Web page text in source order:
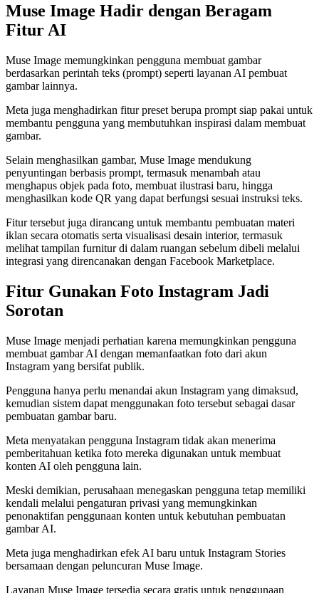
Muse Image Hadir dengan Beragam
Fitur AI
Muse Image memungkinkan pengguna membuat gambar
berdasarkan perintah teks (prompt) seperti layanan AI pembuat
gambar lainnya.
Meta juga menghadirkan fitur preset berupa prompt siap pakai untuk
membantu pengguna yang membutuhkan inspirasi dalam membuat
gambar.
Selain menghasilkan gambar, Muse Image mendukung
penyuntingan berbasis prompt, termasuk menambah atau
menghapus objek pada foto, membuat ilustrasi baru, hingga
menghasilkan kode QR yang dapat berfungsi sesuai instruksi teks.
Fitur tersebut juga dirancang untuk membantu pembuatan materi
iklan secara otomatis serta visualisasi desain interior, termasuk
melihat tampilan furnitur di dalam ruangan sebelum dibeli melalui
integrasi yang direncanakan dengan Facebook Marketplace.
Fitur Gunakan Foto Instagram Jadi
Sorotan
Muse Image menjadi perhatian karena memungkinkan pengguna
membuat gambar AI dengan memanfaatkan foto dari akun
Instagram yang bersifat publik.
Pengguna hanya perlu menandai akun Instagram yang dimaksud,
kemudian sistem dapat menggunakan foto tersebut sebagai dasar
pembuatan gambar baru.
Meta menyatakan pengguna Instagram tidak akan menerima
pemberitahuan ketika foto mereka digunakan untuk membuat
konten AI oleh pengguna lain.
Meski demikian, perusahaan menegaskan pengguna tetap memiliki
kendali melalui pengaturan privasi yang memungkinkan
penonaktifan penggunaan konten untuk kebutuhan pembuatan
gambar AI.
Meta juga menghadirkan efek AI baru untuk Instagram Stories
bersamaan dengan peluncuran Muse Image.
Layanan Muse Image tersedia secara gratis untuk penggunaan